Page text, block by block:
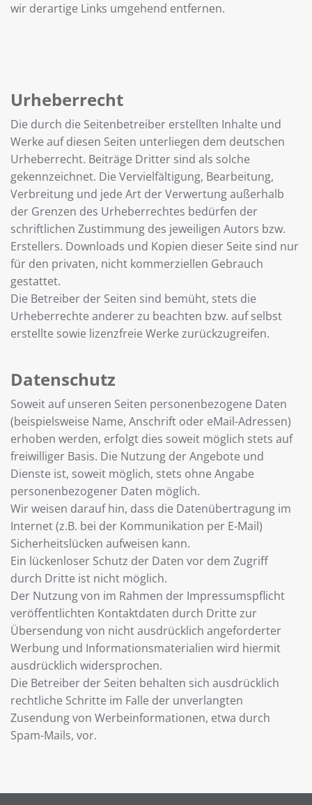
wir derartige Links umgehend entfernen.
Urheberrecht
Die durch die Seitenbetreiber erstellten Inhalte und
Werke auf diesen Seiten unterliegen dem deutschen
Urheberrecht. Beiträge Dritter sind als solche
gekennzeichnet. Die Vervielfältigung, Bearbeitung,
Verbreitung und jede Art der Verwertung außerhalb
der Grenzen des Urheberrechtes bedürfen der
schriftlichen Zustimmung des jeweiligen Autors bzw.
Erstellers. Downloads und Kopien dieser Seite sind nur
für den privaten, nicht kommerziellen Gebrauch
gestattet.
Die Betreiber der Seiten sind bemüht, stets die
Urheberrechte anderer zu beachten bzw. auf selbst
erstellte sowie lizenzfreie Werke zurückzugreifen.
Datenschutz
Soweit auf unseren Seiten personenbezogene Daten
(beispielsweise Name, Anschrift oder eMail-Adressen)
erhoben werden, erfolgt dies soweit möglich stets auf
freiwilliger Basis. Die Nutzung der Angebote und
Dienste ist, soweit möglich, stets ohne Angabe
personenbezogener Daten möglich.
Wir weisen darauf hin, dass die Datenübertragung im
Internet (z.B. bei der Kommunikation per E-Mail)
Sicherheitslücken aufweisen kann.
Ein lückenloser Schutz der Daten vor dem Zugriff
durch Dritte ist nicht möglich.
Der Nutzung von im Rahmen der Impressumspflicht
veröffentlichten Kontaktdaten durch Dritte zur
Übersendung von nicht ausdrücklich angeforderter
Werbung und Informationsmaterialien wird hiermit
ausdrücklich widersprochen.
Die Betreiber der Seiten behalten sich ausdrücklich
rechtliche Schritte im Falle der unverlangten
Zusendung von Werbeinformationen, etwa durch
Spam-Mails, vor.